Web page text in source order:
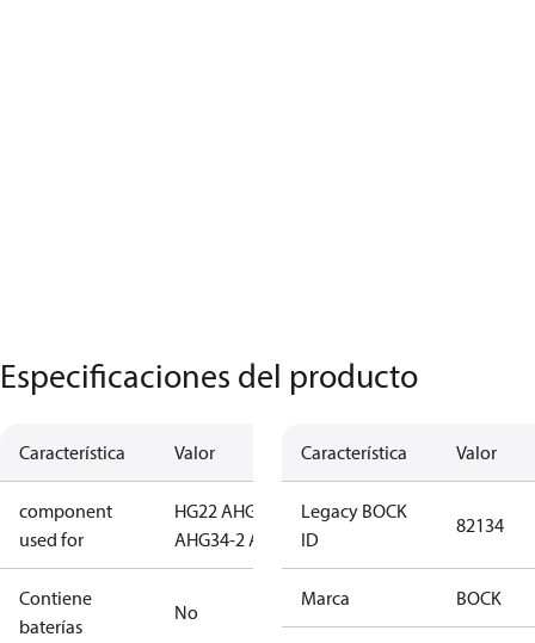
Especificaciones del producto
Característica Valor
component
used for
HG22 AHG34
AHG34-2 A
Contiene
baterías
No
Característica Valor
Legacy BOCK
ID
82134
Marca BOCK